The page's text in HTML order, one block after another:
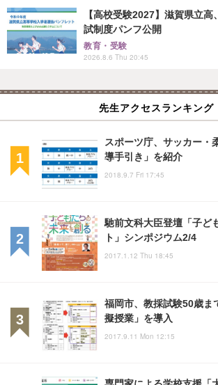
【高校受験2027】滋賀県立
試制度パンフ公開
教育・受験
2026.8.6 Thu 20:45
先生アクセスランキング
スポーツ庁、サッカー・
導手引き」を紹介
2018.9.7 Fri 17:45
馳前文科大臣登壇「子ど
ト」シンポジウム2/4
2017.1.12 Thu 18:45
福岡市、教採試験50歳
擬授業」を導入
2017.9.11 Mon 12:15